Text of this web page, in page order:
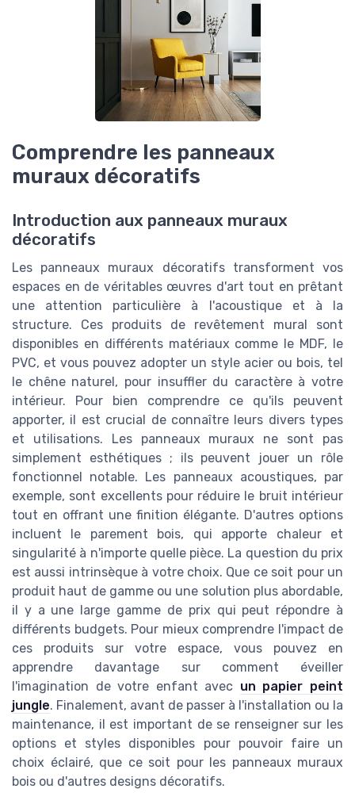
Comprendre les panneaux
muraux décoratifs
Introduction aux panneaux muraux
décoratifs
Les panneaux muraux décoratifs transforment vos
espaces en de véritables œuvres d'art tout en prêtant
une attention particulière à l'acoustique et à la
structure. Ces produits de revêtement mural sont
disponibles en différents matériaux comme le MDF, le
PVC, et vous pouvez adopter un style acier ou bois, tel
le chêne naturel, pour insuffler du caractère à votre
intérieur. Pour bien comprendre ce qu'ils peuvent
apporter, il est crucial de connaître leurs divers types
et utilisations. Les panneaux muraux ne sont pas
simplement esthétiques ; ils peuvent jouer un rôle
fonctionnel notable. Les panneaux acoustiques, par
exemple, sont excellents pour réduire le bruit intérieur
tout en offrant une finition élégante. D'autres options
incluent le parement bois, qui apporte chaleur et
singularité à n'importe quelle pièce. La question du prix
est aussi intrinsèque à votre choix. Que ce soit pour un
produit haut de gamme ou une solution plus abordable,
il y a une large gamme de prix qui peut répondre à
différents budgets. Pour mieux comprendre l'impact de
ces produits sur votre espace, vous pouvez en
apprendre davantage sur comment éveiller
l'imagination de votre enfant avec un papier peint
jungle. Finalement, avant de passer à l'installation ou la
maintenance, il est important de se renseigner sur les
options et styles disponibles pour pouvoir faire un
choix éclairé, que ce soit pour les panneaux muraux
bois ou d'autres designs décoratifs.